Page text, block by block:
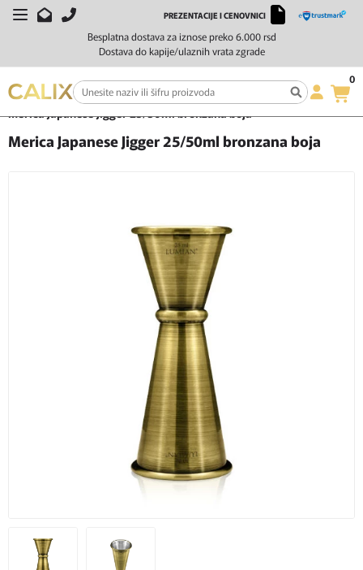
Besplatna dostava za iznose preko 6.000 rsd
Dostava do kapije/ulaznih vrata zgrade
PREZENTACIJE I CENOVNICI
0
Početna Čaše i barska oprema
Koktel merice za piće
Merica Japanese Jigger 25/50ml bronzana boja
Merica Japanese Jigger 25/50ml bronzana boja